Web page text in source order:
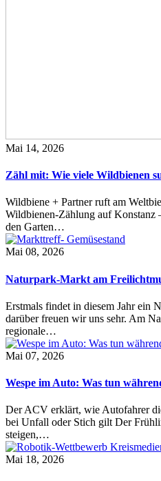
Mai 14, 2026
Zähl mit: Wie viele Wildbienen
Wildbiene + Partner ruft am
Wildbienen-Zählung auf Konstanz
den Garten…
Mai 08, 2026
Naturpark-Markt am
Erstmals findet in diesem Jahr ein
darüber freuen wir uns sehr. Am
regionale…
Mai 07, 2026
Wespe im Auto: Was tun
Der ACV erklärt, wie Autofahrer
bei Unfall oder Stich gilt Der
steigen,…
Mai 18, 2026